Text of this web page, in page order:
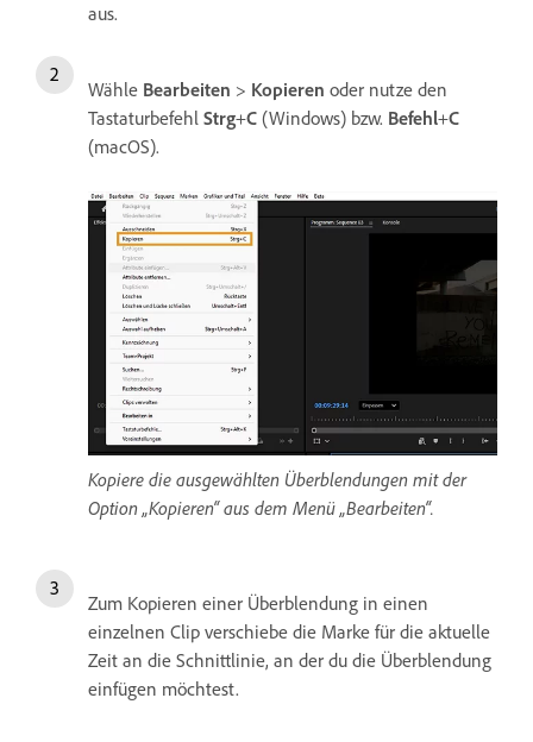
aus.
Wähle Bearbeiten > Kopieren oder nutze den
Tastaturbefehl Strg+C (Windows) bzw. Befehl+C
(macOS).
Kopiere die ausgewählten Überblendungen mit der
Option „Kopieren“ aus dem Menü „Bearbeiten“.
Zum Kopieren einer Überblendung in einen
einzelnen Clip verschiebe die Marke für die aktuelle
Zeit an die Schnittlinie, an der du die Überblendung
einfügen möchtest.